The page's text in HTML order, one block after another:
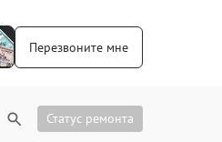
Перезвоните мне
Статус ремонта